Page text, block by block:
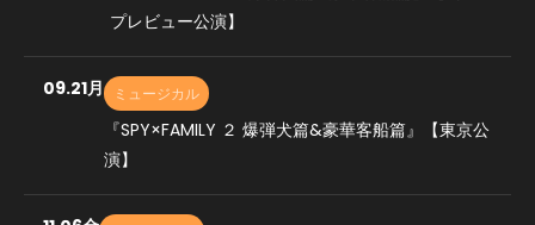
プレビュー公演】
09.21月 ミュージカル
『SPY×FAMILY ２ 爆弾犬篇&豪華客船篇』【東京公
演】